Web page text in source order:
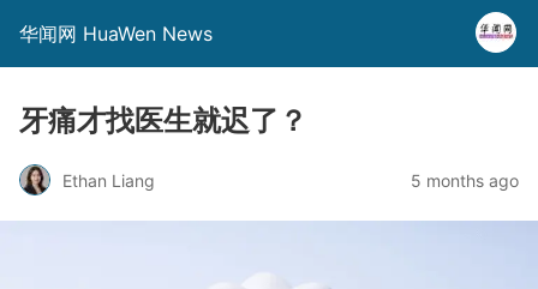
华闻网 HuaWen News
牙痛才找医生就迟了？
Ethan Liang 5 months ago